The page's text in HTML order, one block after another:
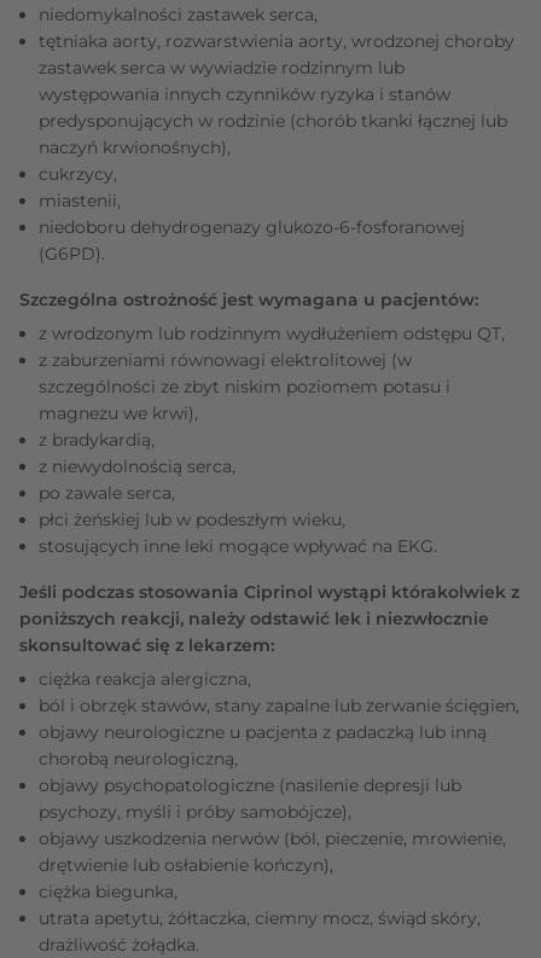
niedomykalności zastawek serca,
tętniaka aorty, rozwarstwienia aorty, wrodzonej choroby
zastawek serca w wywiadzie rodzinnym lub
występowania innych czynników ryzyka i stanów
predysponujących w rodzinie (chorób tkanki łącznej lub
naczyń krwionośnych),
cukrzycy,
miastenii,
niedoboru dehydrogenazy glukozo-6-fosforanowej
(G6PD).
Szczególna ostrożność jest wymagana u pacjentów:
z wrodzonym lub rodzinnym wydłużeniem odstępu QT,
z zaburzeniami równowagi elektrolitowej (w
szczególności ze zbyt niskim poziomem potasu i
magnezu we krwi),
z bradykardią,
z niewydolnością serca,
po zawale serca,
płci żeńskiej lub w podeszłym wieku,
stosujących inne leki mogące wpływać na EKG.
Jeśli podczas stosowania Ciprinol wystąpi którakolwiek z
poniższych reakcji, należy odstawić lek i niezwłocznie
skonsultować się z lekarzem:
ciężka reakcja alergiczna,
ból i obrzęk stawów, stany zapalne lub zerwanie ścięgien,
objawy neurologiczne u pacjenta z padaczką lub inną
chorobą neurologiczną,
objawy psychopatologiczne (nasilenie depresji lub
psychozy, myśli i próby samobójcze),
objawy uszkodzenia nerwów (ból, pieczenie, mrowienie,
drętwienie lub osłabienie kończyn),
ciężka biegunka,
utrata apetytu, żółtaczka, ciemny mocz, świąd skóry,
drażliwość żołądka.